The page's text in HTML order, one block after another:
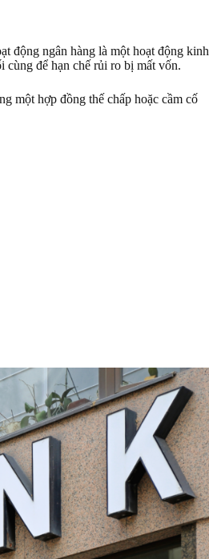
động ngân hàng là một hoạt động kinh
cùng để hạn chế rủi ro bị mất vốn.
một hợp đồng thế chấp hoặc cầm cố